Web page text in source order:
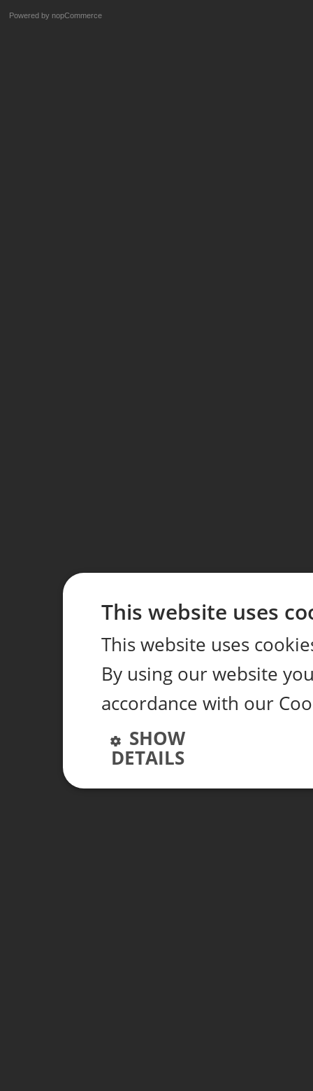
Powered by nopCommerce
This website uses
This website uses
By using our website
accordance with our
SHOW
DETAILS